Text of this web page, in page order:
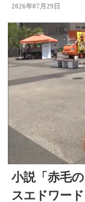
に注意
2026年07月29日
小説「赤毛
スエドワー